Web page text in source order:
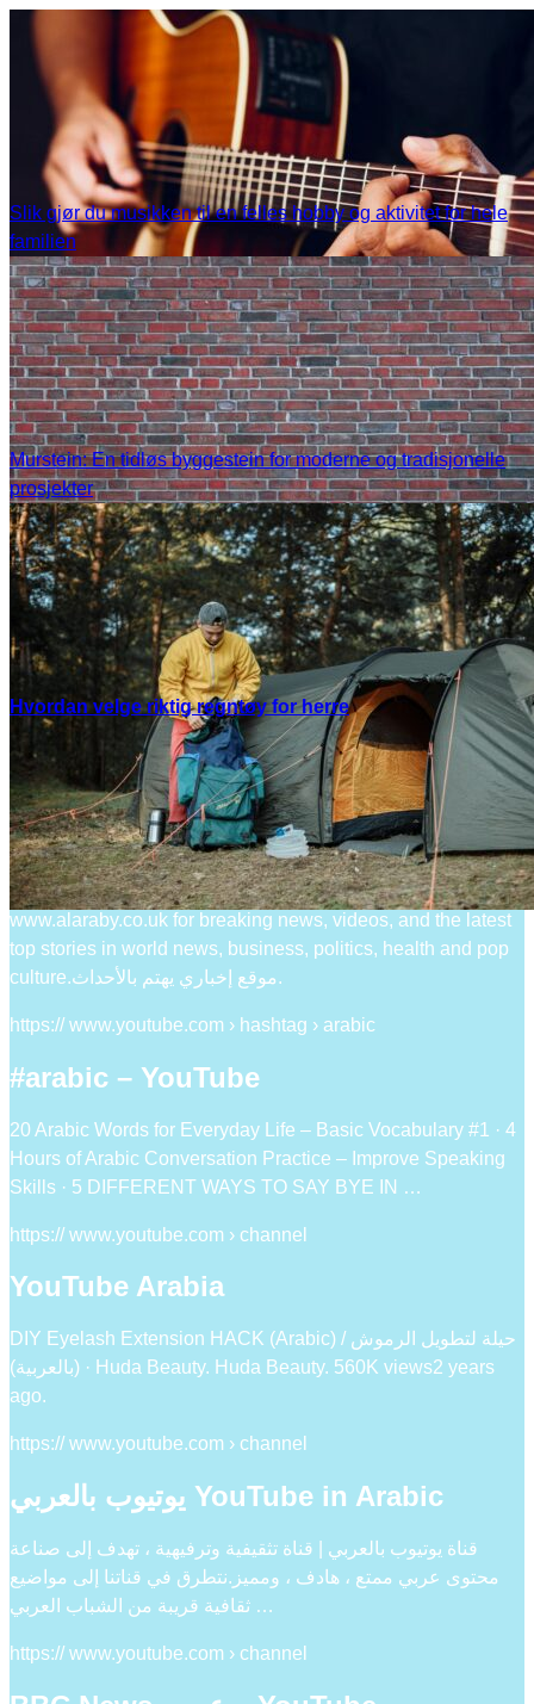
Slik gjør du musikken til en felles hobby og aktivitet for hele
familien
Murstein: En tidløs byggestein for moderne og tradisjonelle
prosjekter
Hvordan velge riktig regntøy for herre
Youtube arabic
https:// www.youtube.com › channel
العربي الجديد – YouTube
www.alaraby.co.uk for breaking news, videos, and the latest
top stories in world news, business, politics, health and pop
culture.موقع إخباري يهتم بالأحداث.
https:// www.youtube.com › hashtag › arabic
#arabic – YouTube
20 Arabic Words for Everyday Life – Basic Vocabulary #1 · 4
Hours of Arabic Conversation Practice – Improve Speaking
Skills · 5 DIFFERENT WAYS TO SAY BYE IN …
https:// www.youtube.com › channel
YouTube Arabia
DIY Eyelash Extension HACK (Arabic) / حيلة لتطويل الرموش
(بالعربية) · Huda Beauty. Huda Beauty. 560K views2 years
ago.
https:// www.youtube.com › channel
يوتيوب بالعربي YouTube in Arabic
قناة يوتيوب بالعربي | قناة تثقيفية وترفيهية ، تهدف إلى صناعة
محتوى عربي ممتع ، هادف ، ومميز.نتطرق في قناتنا إلى مواضيع
ثقافية قريبة من الشباب العربي …
https:// www.youtube.com › channel